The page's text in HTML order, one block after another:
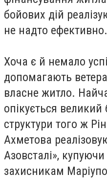
бойових дій
не надто ефективно.
Хоча є й немало
допомагають
власне житло.
опікується великий
структури того ж
Ахметова
Азовсталі»,
захисникам